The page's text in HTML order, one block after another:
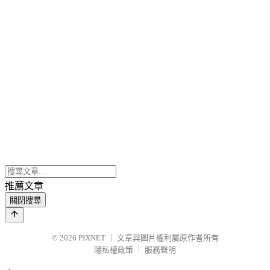
推薦文章
關閉搜尋
© 2026 PIXNET
文章與圖片權利屬原作者所有
隱私權政策
服務聲明